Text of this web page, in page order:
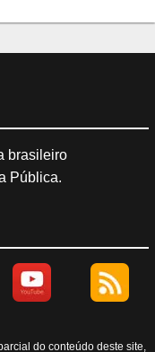
brasileiro
Pública.
do conteúdo deste site,